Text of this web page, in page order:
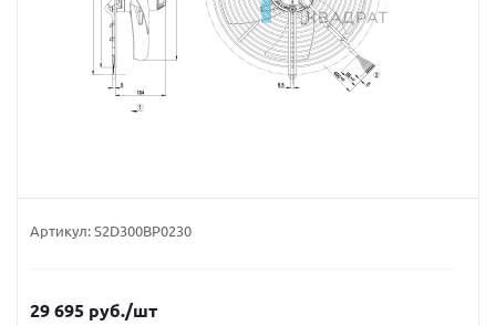
Артикул:S2D300BP0230
29 695 руб./шт